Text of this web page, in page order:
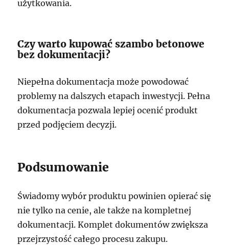
użytkowania.
Czy warto kupować szambo betonowe
bez dokumentacji?
Niepełna dokumentacja może powodować
problemy na dalszych etapach inwestycji. Pełna
dokumentacja pozwala lepiej ocenić produkt
przed podjęciem decyzji.
Podsumowanie
Świadomy wybór produktu powinien opierać się
nie tylko na cenie, ale także na kompletnej
dokumentacji. Komplet dokumentów zwiększa
przejrzystość całego procesu zakupu.